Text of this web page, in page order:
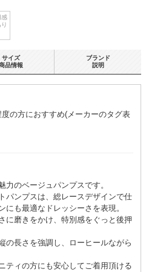
感
り
の方におすすめ(メーカーのタグ表
のベージュパンプスです。
パンプスは、総レースデザインで仕
も最適なドレッシーさを表現。
に磨きをかけ、特別感をぐっと後押
の長さを強調し、ローヒールながら
ティの方にも安心してご着用頂ける
サイズ
品情報
ブランド
説明